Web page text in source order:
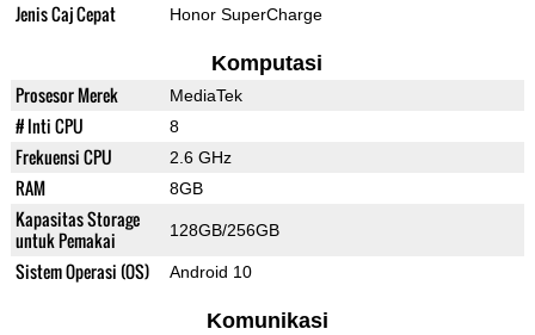
Jenis Caj Cepat Honor SuperCharge
Komputasi
Prosesor Merek MediaTek
# Inti CPU 8
Frekuensi CPU 2.6 GHz
RAM 8GB
Kapasitas Storage
untuk Pemakai
128GB/256GB
Sistem Operasi (OS) Android 10
Komunikasi